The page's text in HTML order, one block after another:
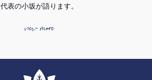
代表の小坂が語ります。
view more